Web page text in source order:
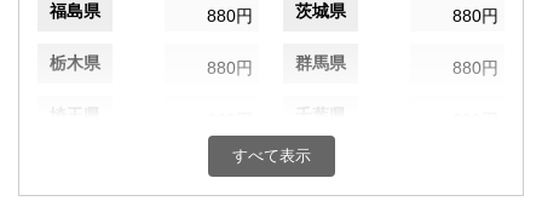
福島県 880円 茨城県 880円
栃木県 880円 群馬県 880円
埼玉県 千葉県
820円 神奈川県
すべて表示